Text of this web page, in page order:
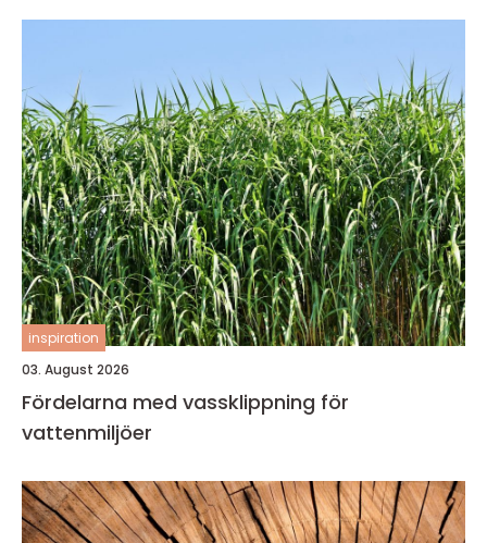
inspiration
03. August 2026
Fördelarna med vassklippning för
vattenmiljöer